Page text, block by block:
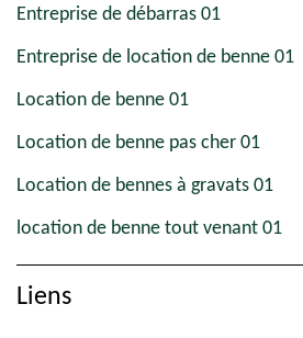
Entreprise de débarras 01
Entreprise de location de benne 01
Location de benne 01
Location de benne pas cher 01
Location de bennes à gravats 01
location de benne tout venant 01
Liens